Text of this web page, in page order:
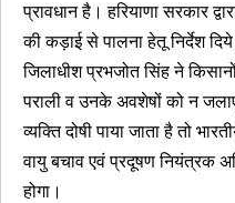
प्रावधान है। हरियाणा सरकार
की कड़ाई से पालना हेतू निर्देश
जिलाधीश प्रभजोत सिंह ने
पराली व उनके अवशेषों को न
व्यक्ति दोषी पाया जाता है तो
वायु बचाव एवं प्रदूषण नियंत्रक
होगा।